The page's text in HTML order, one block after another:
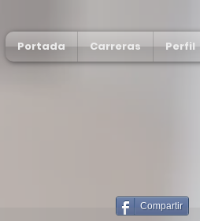
Portada Carreras Perfil
Compartir